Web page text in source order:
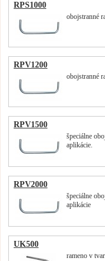
RPS1000
obojstranné
RPV1200
obojstranné
RPV1500
špeciálne
aplikácie.
RPV2000
špeciálne
aplikácie
UK500
rameno v